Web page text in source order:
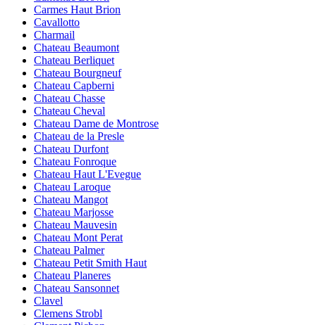
Carmes Haut Brion
Cavallotto
Charmail
Chateau Beaumont
Chateau Berliquet
Chateau Bourgneuf
Chateau Capberni
Chateau Chasse
Chateau Cheval
Chateau Dame de Montrose
Chateau de la Presle
Chateau Durfont
Chateau Fonroque
Chateau Haut L'Evegue
Chateau Laroque
Chateau Mangot
Chateau Marjosse
Chateau Mauvesin
Chateau Mont Perat
Chateau Palmer
Chateau Petit Smith Haut
Chateau Planeres
Chateau Sansonnet
Clavel
Clemens Strobl